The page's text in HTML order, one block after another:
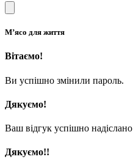
М’ясо для життя
Вітаємо!
Ви успішно змінили пароль.
Дякуємо!
Ваш відгук успішно надіслано
Дякуємо!!